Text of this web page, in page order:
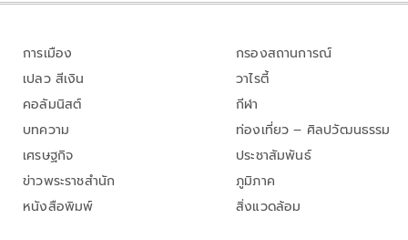
การเมือง
เปลว สีเงิน
คอลัมนิสต์
บทความ
เศรษฐกิจ
ข่าวพระราชสำนัก
หนังสือพิมพ์
กรองสถานการณ์
วาไรตี้
กีฬา
ท่องเที่ยว – ศิลปวัฒนธรรม
ประชาสัมพันธ์
ภูมิภาค
สิ่งแวดล้อม